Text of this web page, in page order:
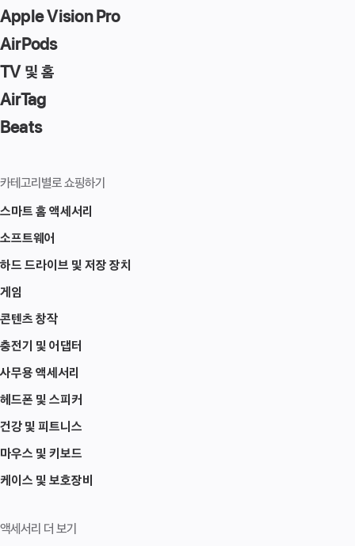
Apple Vision Pro
AirPods
TV 및 홈
AirTag
Beats
카테고리별로 쇼핑하기
스마트 홈 액세서리
소프트웨어
하드 드라이브 및 저장 장치
게임
콘텐츠 창작
충전기 및 어댑터
사무용 액세서리
헤드폰 및 스피커
건강 및 피트니스
마우스 및 키보드
케이스 및 보호장비
액세서리 더 보기